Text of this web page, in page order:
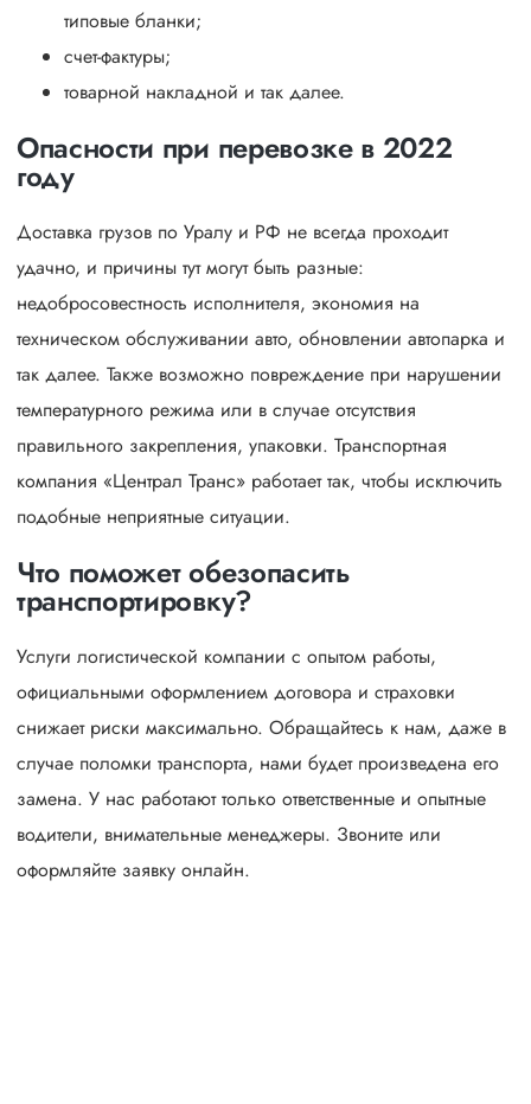
типовые бланки;
счет-фактуры;
товарной накладной и так далее.
Опасности при перевозке в 2022
году
Доставка грузов по Уралу и РФ не всегда проходит
удачно, и причины тут могут быть разные:
недобросовестность исполнителя, экономия на
техническом обслуживании авто, обновлении автопарка и
так далее. Также возможно повреждение при нарушении
температурного режима или в случае отсутствия
правильного закрепления, упаковки. Транспортная
компания «Централ Транс» работает так, чтобы исключить
подобные неприятные ситуации.
Что поможет обезопасить
транспортировку?
Услуги логистической компании с опытом работы,
официальными оформлением договора и страховки
снижает риски максимально. Обращайтесь к нам, даже в
случае поломки транспорта, нами будет произведена его
замена. У нас работают только ответственные и опытные
водители, внимательные менеджеры. Звоните или
оформляйте заявку онлайн.